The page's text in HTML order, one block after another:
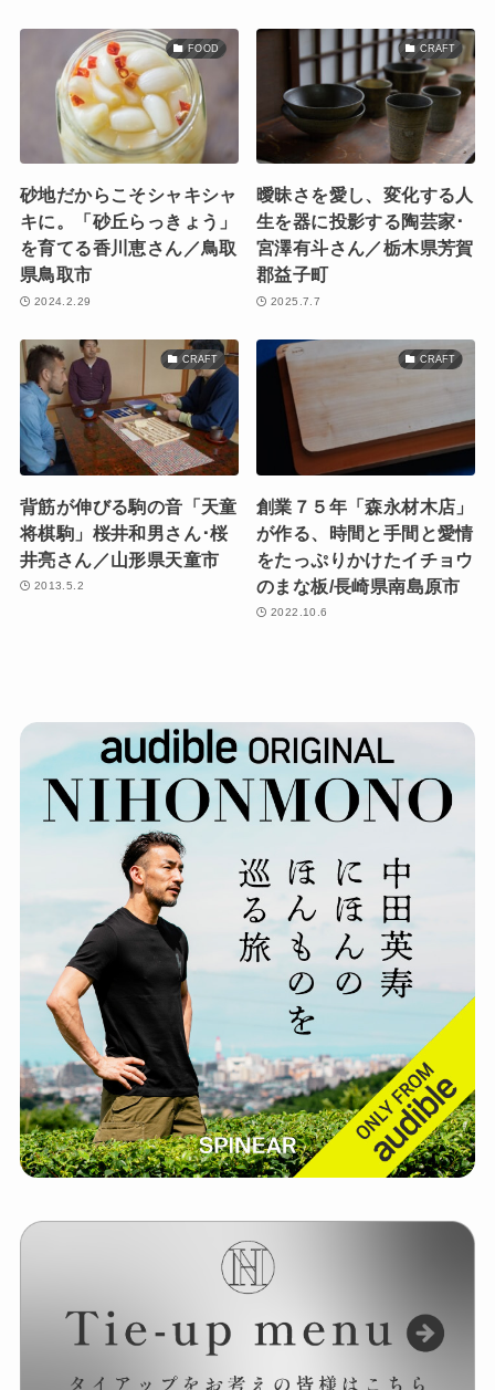
FOOD
砂地だからこそシャキシャ
キに。「砂丘らっきょう」
を育てる香川恵さん／鳥取
県鳥取市
2024.2.29
CRAFT
曖昧さを愛し、変化する人
生を器に投影する陶芸家･
宮澤有斗さん／栃木県芳賀
郡益子町
2025.7.7
CRAFT
背筋が伸びる駒の音「天童
将棋駒」桜井和男さん･桜
井亮さん／山形県天童市
2013.5.2
CRAFT
創業７５年「森永材木店」
が作る、時間と手間と愛情
をたっぷりかけたイチョウ
のまな板/長崎県南島原市
2022.10.6